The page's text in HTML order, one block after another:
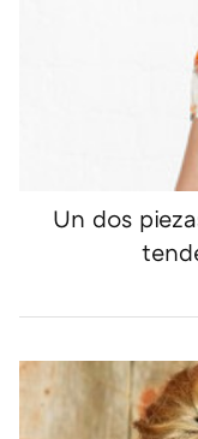
Un dos